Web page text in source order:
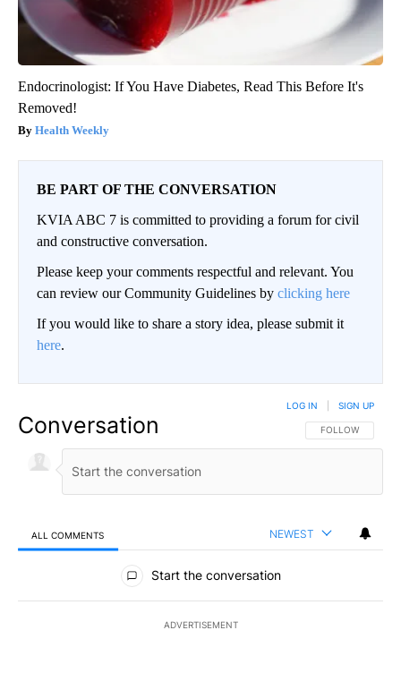
Endocrinologist: If You Have Diabetes, Read This Before It's
Removed!
Health Weekly
BE PART OF THE CONVERSATION
KVIA ABC 7 is committed to providing a forum for civil
and constructive conversation.
Please keep your comments respectful and relevant. You
can review our Community Guidelines by clicking here
If you would like to share a story idea, please submit it
here.
Conversation FOLLOW THIS
FOLLOW
LOG IN SIGN UP
ALL COMMENTS NEWEST
All Comments
Start the conversation
ADVERTISEMENT